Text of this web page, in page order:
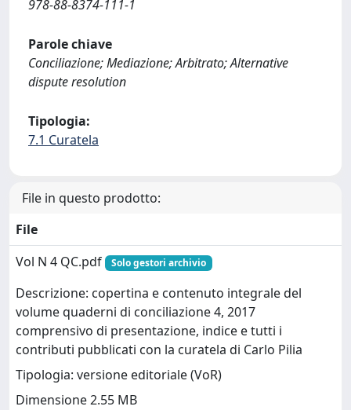
978-88-8374-111-1
Parole chiave
Conciliazione; Mediazione; Arbitrato; Alternative
dispute resolution
Tipologia:
7.1 Curatela
File in questo prodotto:
File
Vol N 4 QC.pdf
Solo gestori archivio
Descrizione: copertina e contenuto integrale del
volume quaderni di conciliazione 4, 2017
comprensivo di presentazione, indice e tutti i
contributi pubblicati con la curatela di Carlo Pilia
Tipologia: versione editoriale (VoR)
Dimensione 2.55 MB